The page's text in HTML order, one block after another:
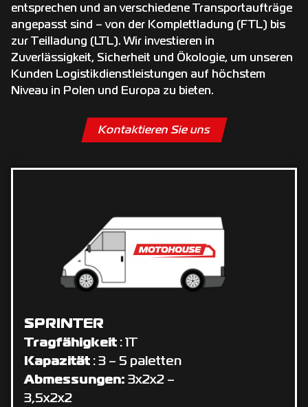
entsprechen und an verschiedene Transportaufträge
angepasst sind – von der Komplettladung (FTL) bis
zur Teilladung (LTL). Wir investieren in
Zuverlässigkeit, Sicherheit und Ökologie, um unseren
Kunden Logistikdienstleistungen auf höchstem
Niveau in Polen und Europa zu bieten.
Kontaktieren Sie uns
SPRINTER
Tragfähigkeit : 1T
Kapazität : 3 – 5 paletten
Abmessungen: 3x2x2 –
3,5x2x2